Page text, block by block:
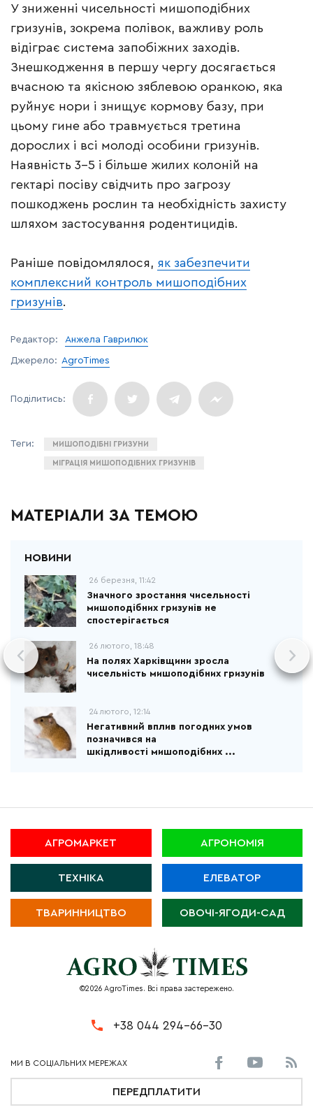
У зниженні чисельності мишоподібних
гризунів, зокрема полівок, важливу роль
відіграє система запобіжних заходів.
Знешкодження в першу чергу досягається
вчасною та якісною зяблевою оранкою, яка
руйнує нори і знищує кормову базу, при
цьому гине або травмується третина
дорослих і всі молоді особини гризунів.
Наявність 3-5 і більше жилих колоній на
гектарі посіву свідчить про загрозу
пошкоджень рослин та необхідність захисту
шляхом застосування родентицидів.
Раніше повідомлялося, як забезпечити
комплексний контроль мишоподібних
гризунів.
Редактор: Анжела Гаврилюк
Джерело: AgroTimes
МИШОПОДІБНІ ГРИЗУНИ
МІГРАЦІЯ МИШОПОДІБНИХ ГРИЗУНІВ
МАТЕРІАЛИ ЗА ТЕМОЮ
26 березня, 11:42
Значного зростання чисельності
мишоподібних гризунів не
спостерігається
26 лютого, 18:48
На полях Харківщини зросла
чисельність мишоподібних гризунів
24 лютого, 12:14
Негативний вплив погодних умов
позначився на
шкідливості мишоподібних ...
АГРОМАРКЕТ АГРОНОМІЯ
ТЕХНІКА ЕЛЕВАТОР
ТВАРИННИЦТВО ОВОЧІ-ЯГОДИ-САД
©2026 AgroTimes. Всі права застережено.
+38 044 294-66-30
ПЕРЕДПЛАТИТИ